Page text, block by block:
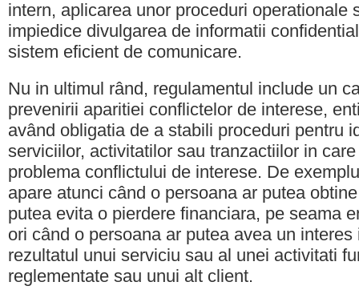
intern, aplicarea unor proceduri operationale
impiedice divulgarea de informatii
sistem eficient de comunicare.
Nu in ultimul rând, regulamentul include un
prevenirii aparitiei conflictelor de interese,
având obligatia de a stabili proceduri pentru
serviciilor, activitatilor sau tranzactiilor in
problema conflictului de interese. De
apare atunci când o persoana ar putea
putea evita o pierdere financiara, pe seama
ori când o persoana ar putea avea un interes
rezultatul unui serviciu sau al unei activitati
reglementate sau unui alt client.